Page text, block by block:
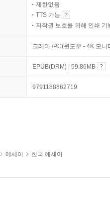
제한없음
TTS 가능
저작권 보호를 위해 인쇄 기
크레마 /PC(윈도우 - 4K 모
EPUB(DRM) | 59.86MB
9791188862719
에세이 한국 에세이